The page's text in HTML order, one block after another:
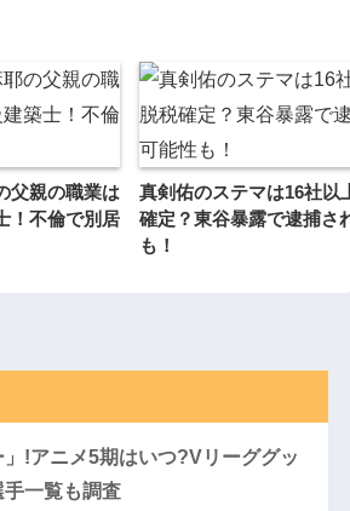
父親の職業は
！不倫で別居
真剣佑のステマは16社以
確定？東谷暴露で逮捕さ
も！
!アニメ5期はいつ?Vリーググッ
手一覧も調査